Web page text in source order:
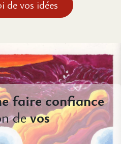
de vos idées
faire confiance
devos